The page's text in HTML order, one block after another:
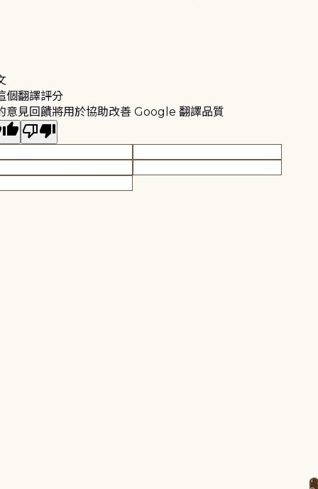
個翻譯評分
意見回饋將用於協助改善 Google 翻譯品質